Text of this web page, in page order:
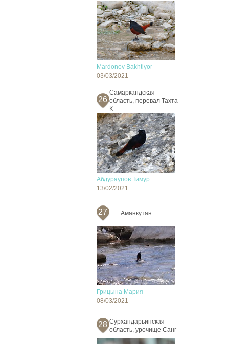
Mardonov Bakhtiyor
03/03/2021
26
Самаркандская
область, перевал Тахта-
К
Абдураупов Тимур
13/02/2021
27 Аманкутан
Грицына Мария
08/03/2021
28 Сурхандарьинская
область, урочище Санг